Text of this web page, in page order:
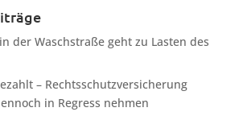
der Waschstraße geht zu Lasten des
– Rechtsschutzversicherung
in Regress nehmen